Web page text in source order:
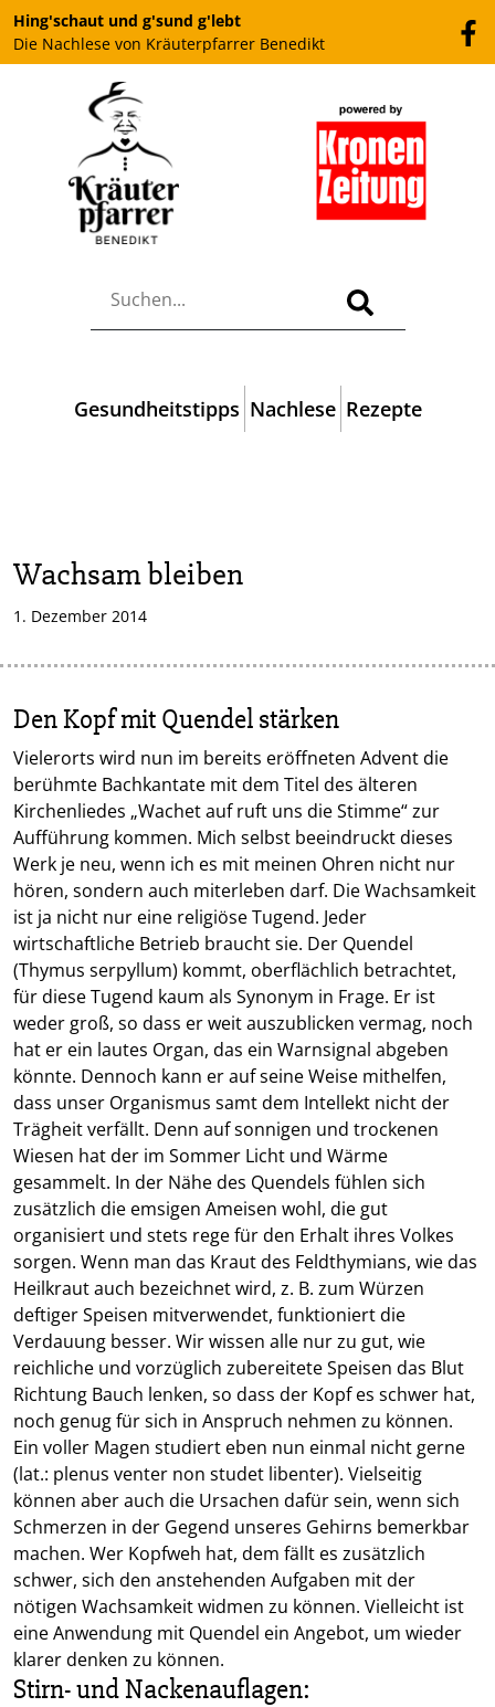
Hing'schaut und g'sund g'lebt
Die Nachlese von Kräuterpfarrer Benedikt
Gesundheitstipps Nachlese Rezepte
Wachsam bleiben
1. Dezember 2014
Den Kopf mit Quendel stärken
Vielerorts wird nun im bereits eröffneten Advent die
berühmte Bachkantate mit dem Titel des älteren
Kirchenliedes „Wachet auf ruft uns die Stimme“ zur
Aufführung kommen. Mich selbst beeindruckt dieses
Werk je neu, wenn ich es mit meinen Ohren nicht nur
hören, sondern auch miterleben darf. Die Wachsamkeit
ist ja nicht nur eine religiöse Tugend. Jeder
wirtschaftliche Betrieb braucht sie. Der Quendel
(Thymus serpyllum) kommt, oberflächlich betrachtet,
für diese Tugend kaum als Synonym in Frage. Er ist
weder groß, so dass er weit auszublicken vermag, noch
hat er ein lautes Organ, das ein Warnsignal abgeben
könnte. Dennoch kann er auf seine Weise mithelfen,
dass unser Organismus samt dem Intellekt nicht der
Trägheit verfällt. Denn auf sonnigen und trockenen
Wiesen hat der im Sommer Licht und Wärme
gesammelt. In der Nähe des Quendels fühlen sich
zusätzlich die emsigen Ameisen wohl, die gut
organisiert und stets rege für den Erhalt ihres Volkes
sorgen. Wenn man das Kraut des Feldthymians, wie das
Heilkraut auch bezeichnet wird, z. B. zum Würzen
deftiger Speisen mitverwendet, funktioniert die
Verdauung besser. Wir wissen alle nur zu gut, wie
reichliche und vorzüglich zubereitete Speisen das Blut
Richtung Bauch lenken, so dass der Kopf es schwer hat,
noch genug für sich in Anspruch nehmen zu können.
Ein voller Magen studiert eben nun einmal nicht gerne
(lat.: plenus venter non studet libenter). Vielseitig
können aber auch die Ursachen dafür sein, wenn sich
Schmerzen in der Gegend unseres Gehirns bemerkbar
machen. Wer Kopfweh hat, dem fällt es zusätzlich
schwer, sich den anstehenden Aufgaben mit der
nötigen Wachsamkeit widmen zu können. Vielleicht ist
eine Anwendung mit Quendel ein Angebot, um wieder
klarer denken zu können.
Stirn- und Nackenauflagen: